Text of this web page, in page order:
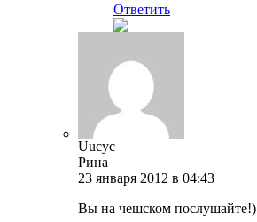
Ответить
Uucyc
Рина
23 января 2012 в 04:43
Вы на чешском послушайте!)